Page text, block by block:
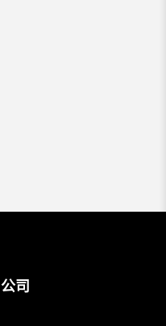
公司